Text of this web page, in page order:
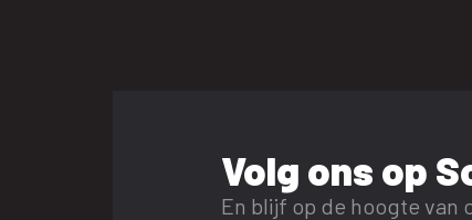
Volg ons op
En blijf op de hoogte van